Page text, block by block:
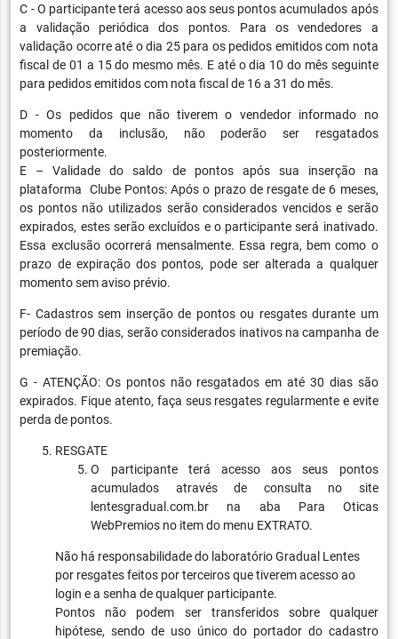
C - O participante terá acesso aos seus pontos acumulados após
a validação periódica dos pontos. Para os vendedores a
validação ocorre até o dia 25 para os pedidos emitidos com nota
fiscal de 01 a 15 do mesmo mês. E até o dia 10 do mês seguinte
para pedidos emitidos com nota fiscal de 16 a 31 do mês.
D - Os pedidos que não tiverem o vendedor informado no
momento da inclusão, não poderão ser resgatados
posteriormente.
E – Validade do saldo de pontos após sua inserção na
plataforma Clube Pontos: Após o prazo de resgate de 6 meses,
os pontos não utilizados serão considerados vencidos e serão
expirados, estes serão excluídos e o participante será inativado.
Essa exclusão ocorrerá mensalmente. Essa regra, bem como o
prazo de expiração dos pontos, pode ser alterada a qualquer
momento sem aviso prévio.
F- Cadastros sem inserção de pontos ou resgates durante um
período de 90 dias, serão considerados inativos na campanha de
premiação.
G - ATENÇÃO: Os pontos não resgatados em até 30 dias são
expirados. Fique atento, faça seus resgates regularmente e evite
perda de pontos.
RESGATE
O participante terá acesso aos seus pontos
acumulados através de consulta no site
lentesgradual.com.br na aba Para Oticas
WebPremios no item do menu EXTRATO.
Não há responsabilidade do laboratório Gradual Lentes
por resgates feitos por terceiros que tiverem acesso ao
login e a senha de qualquer participante.
Pontos não podem ser transferidos sobre qualquer
hipótese, sendo de uso único do portador do cadastro